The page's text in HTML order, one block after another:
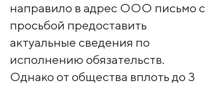
направило в адрес ООО письмо с
просьбой предоставить
актуальные сведения по
исполнению обязательств.
Однако от общества вплоть до 3